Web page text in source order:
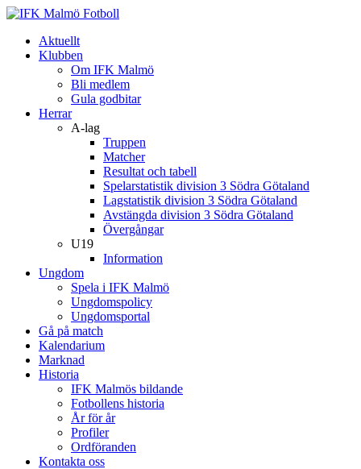
Aktuellt
Klubben
Om IFK Malmö
Bli medlem
Gula godbitar
Herrar
A-lag
Truppen
Matcher
Resultat och tabell
Spelarstatistik division 3 Södra Götaland
Lagstatistik division 3 Södra Götaland
Avstängda division 3 Södra Götaland
Övergångar
U19
Information
Ungdom
Spela i IFK Malmö
Ungdomspolicy
Ungdomsportal
Gå på match
Kalendarium
Marknad
Historia
IFK Malmös bildande
Fotbollens historia
År för år
Profiler
Ordföranden
Kontakta oss